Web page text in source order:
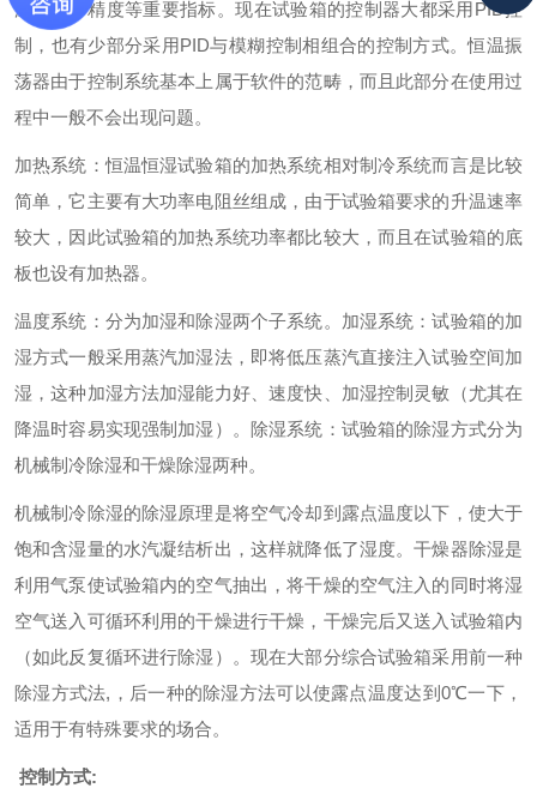
温速率、精度等重要指标。现在试验箱的控制器大都采用PID控
制，也有少部分采用PID与模糊控制相组合的控制方式。恒温振
荡器由于控制系统基本上属于软件的范畴，而且此部分在使用过
程中一般不会出现问题。
加热系统：恒温恒湿试验箱的加热系统相对制冷系统而言是比较
简单，它主要有大功率电阻丝组成，由于试验箱要求的升温速率
较大，因此试验箱的加热系统功率都比较大，而且在试验箱的底
板也设有加热器。
温度系统：分为加湿和除湿两个子系统。加湿系统：试验箱的加
湿方式一般采用蒸汽加湿法，即将低压蒸汽直接注入试验空间加
湿，这种加湿方法加湿能力好、速度快、加湿控制灵敏（尤其在
降温时容易实现强制加湿）。除湿系统：试验箱的除湿方式分为
机械制冷除湿和干燥除湿两种。
机械制冷除湿的除湿原理是将空气冷却到露点温度以下，使大于
饱和含湿量的水汽凝结析出，这样就降低了湿度。干燥器除湿是
利用气泵使试验箱内的空气抽出，将干燥的空气注入的同时将湿
空气送入可循环利用的干燥进行干燥，干燥完后又送入试验箱内
（如此反复循环进行除湿）。现在大部分综合试验箱采用前一种
除湿方式法,，后一种的除湿方法可以使露点温度达到0℃一下，
适用于有特殊要求的场合。
控制方式: